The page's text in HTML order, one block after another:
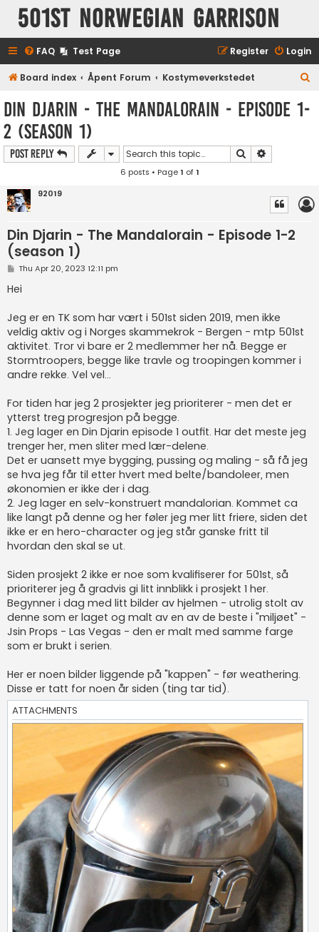
501st Norwegian Garrison
FAQ Test Page Login
Register
Board index Åpent Forum Kostymeverkstedet
Din Djarin - The Mandalorain - Episode 1-
2 (season 1)
Post Reply Search
6 posts • Page1 of1
92019
Din Djarin - The Mandalorain - Episode 1-2
(season 1)
P
s
t
Thu Apr 20, 2023 12:11 pm
Hei
Jeg er en TK som har vært i 501st siden 2019, men ikke
veldig aktiv og i Norges skammekrok - Bergen - mtp 501st
aktivitet. Tror vi bare er 2 medlemmer her nå. Begge er
Stormtroopers, begge like travle og troopingen kommer i
andre rekke. Vel vel...
For tiden har jeg 2 prosjekter jeg prioriterer - men det er
ytterst treg progresjon på begge.
1. Jeg lager en Din Djarin episode 1 outfit. Har det meste jeg
trenger her, men sliter med lær-delene.
Det er uansett mye bygging, pussing og maling - så få jeg
se hva jeg får til etter hvert med belte/bandoleer, men
økonomien er ikke der i dag.
2. Jeg lager en selv-konstruert mandalorian. Kommet ca
like langt på denne og her føler jeg mer litt friere, siden det
ikke er en hero-character og jeg står ganske fritt til
hvordan den skal se ut.
Siden prosjekt 2 ikke er noe som kvalifiserer for 501st, så
prioriterer jeg å gradvis gi litt innblikk i prosjekt 1 her.
Begynner i dag med litt bilder av hjelmen - utrolig stolt av
denne som er laget og malt av en av de beste i "miljøet" -
Jsin Props - Las Vegas - den er malt med samme farge
som er brukt i serien.
Her er noen bilder liggende på "kappen" - før weathering.
Disse er tatt for noen år siden (ting tar tid).
ATTACHMENTS